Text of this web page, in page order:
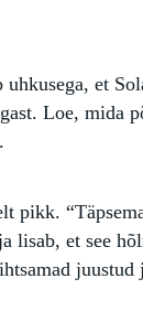
et
Loe, mida
pikk.
lisab, et see
juustud